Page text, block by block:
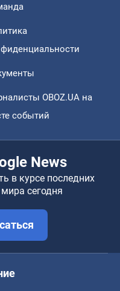
OBOZ.UA на
событий
News
в курсе последних
сегодня